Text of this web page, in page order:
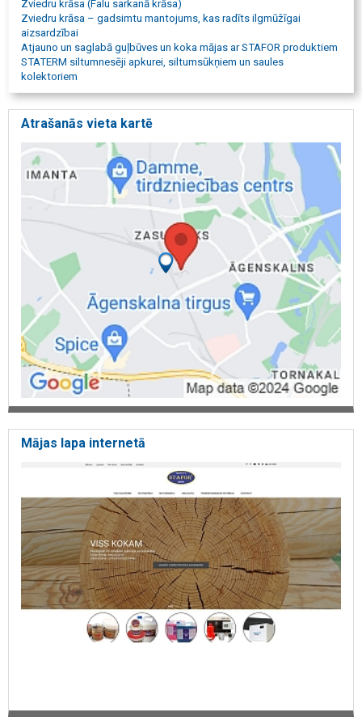
Zviedru krāsa (Falu sarkanā krāsa)
Zviedru krāsa – gadsimtu mantojums, kas radīts ilgmūžīgai
aizsardzībai
Atjauno un saglabā guļbūves un koka mājas ar STAFOR produktiem
STATERM siltumnesēji apkurei, siltumsūkņiem un saules
kolektoriem
Atrašanās vieta kartē
Mājas lapa internetā